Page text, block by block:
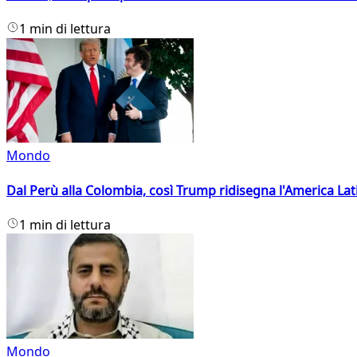
1 min di lettura
Mondo
Dal Perù alla Colombia, così Trump ridisegna l'America
1 min di lettura
Mondo